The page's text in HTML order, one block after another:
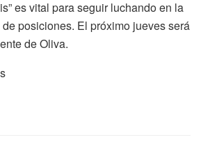
es vital para seguir luchando en la
posiciones. El próximo jueves será
de Oliva.